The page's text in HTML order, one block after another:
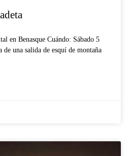
en Benasque Cuándo: Sábado 5
de una salida de esquí de montaña